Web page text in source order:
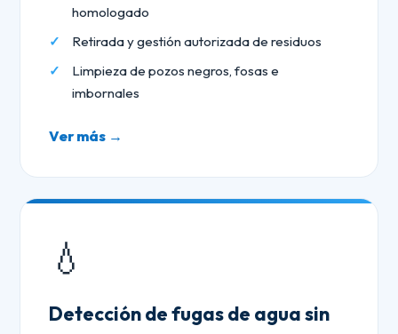
homologado
Retirada y gestión autorizada de residuos
Limpieza de pozos negros, fosas e
imbornales
Ver más →
💧
Detección de fugas de agua sin